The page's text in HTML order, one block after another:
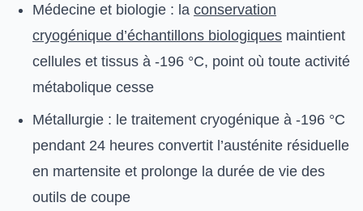
Médecine et biologie : la conservation
cryogénique d’échantillons biologiques maintient
cellules et tissus à -196 °C, point où toute activité
métabolique cesse
Métallurgie : le traitement cryogénique à -196 °C
pendant 24 heures convertit l’austénite résiduelle
en martensite et prolonge la durée de vie des
outils de coupe